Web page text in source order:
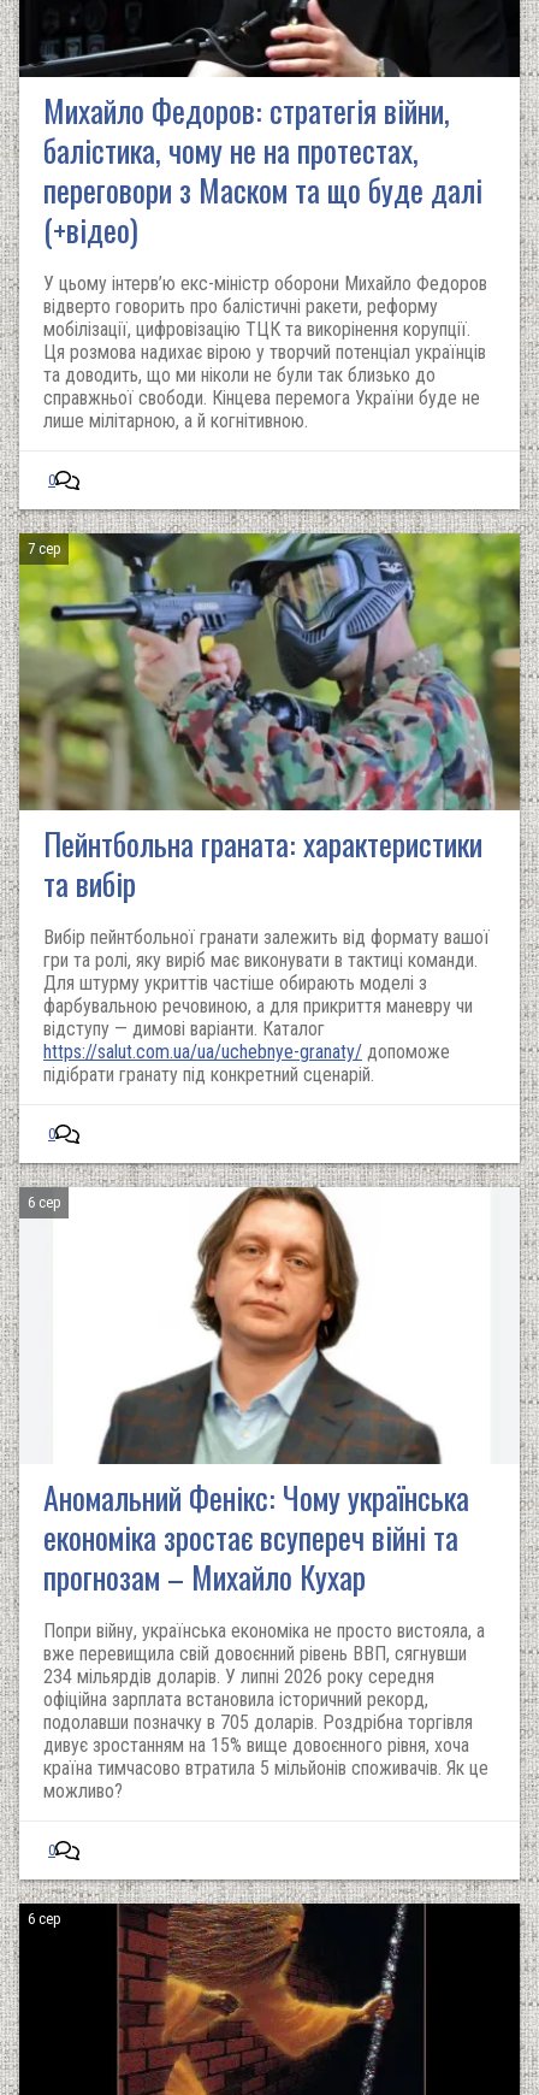
Михайло Федоров: стратегія війни,
балістика, чому не на протестах,
переговори з Маском та що буде далі
(+відео)
У цьому інтерв’ю екс-міністр оборони Михайло Федоров
відверто говорить про балістичні ракети, реформу
мобілізації, цифровізацію ТЦК та викорінення корупції.
Ця розмова надихає вірою у творчий потенціал українців
та доводить, що ми ніколи не були так близько до
справжньої свободи. Кінцева перемога України буде не
лише мілітарною, а й когнітивною.
0
7 сер
Пейнтбольна граната: характеристики
та вибір
Вибір пейнтбольної гранати залежить від формату вашої
гри та ролі, яку виріб має виконувати в тактиці команди.
Для штурму укриттів частіше обирають моделі з
фарбувальною речовиною, а для прикриття маневру чи
відступу — димові варіанти. Каталог
https://salut.com.ua/ua/uchebnye-granaty/ допоможе
підібрати гранату під конкретний сценарій.
0
6 сер
Аномальний Фенікс: Чому українська
економіка зростає всупереч війні та
прогнозам – Михайло Кухар
Попри війну, українська економіка не просто вистояла, а
вже перевищила свій довоєнний рівень ВВП, сягнувши
234 мільярдів доларів. У липні 2026 року середня
офіційна зарплата встановила історичний рекорд,
подолавши позначку в 705 доларів. Роздрібна торгівля
дивує зростанням на 15% вище довоєнного рівня, хоча
країна тимчасово втратила 5 мільйонів споживачів. Як це
можливо?
0
6 сер